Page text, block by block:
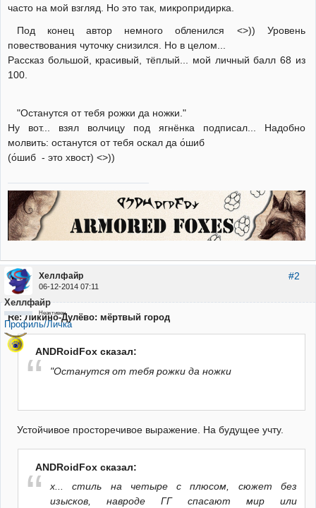
часто на мой взгляд. Но это так, микропридирка.
Под конец автор немного обленился <>)) Уровень
повествования чуточку снизился. Но в целом...
Рассказ большой, красивый, тёплый... мой личный балл 68 из
100.
"Останутся от тебя рожки да ножки."
Ну вот... взял волчицу под ягнёнка подписал... Надобно
молвить: останутся от тебя оскал да о́шиб
(о́шиб - это хвост) <>))
#2
Хеллфайр
06-12-2014 07:11
Хеллфайр
Неактивен
Профиль/Личка
Re: Ликино-Дулёво: мёртвый город
ANDRoidFox сказал:
"Останутся от тебя рожки да ножки
Устойчивое просторечивое выражение. На будущее учту.
ANDRoidFox сказал:
х... стиль на четыре с плюсом, сюжет без
изысков, навроде ГГ спасают мир или